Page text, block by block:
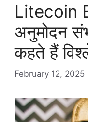
Litecoin
अनुमोदन
कहते हैं
February 12, 2025